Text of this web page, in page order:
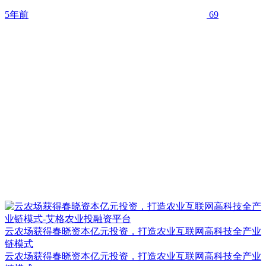
5年前 69
云农场获得春晓资本亿元投资，打造农业互联网高科技全产业
链模式
云农场获得春晓资本亿元投资，打造农业互联网高科技全产业